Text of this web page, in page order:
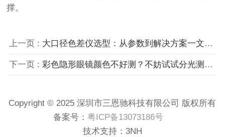
撑。
上一页 : 大口径色差仪选型：从参数到解决方案一文带你全了解！
下一页 : 彩色隐形眼镜颜色不好测？不妨试试分光测色仪ST-810
Copyright © 2025 深圳市三恩驰科技有限公司 版权所有
备案号： 粤ICP备13073186号
技术支持： 3NH